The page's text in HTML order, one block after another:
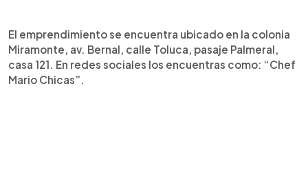
El emprendimiento se encuentra ubicado en la colonia
Miramonte, av. Bernal, calle Toluca, pasaje Palmeral,
casa 121. En redes sociales los encuentras como: “Chef
Mario Chicas”.